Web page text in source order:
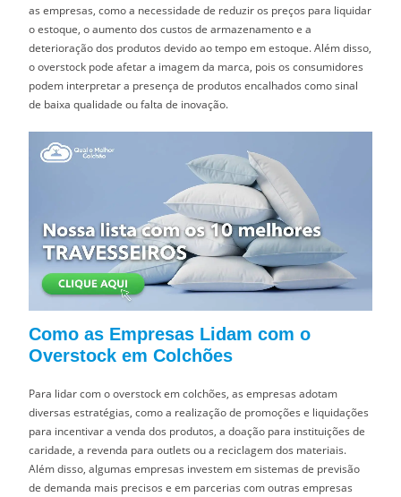
as empresas, como a necessidade de reduzir os preços para liquidar
o estoque, o aumento dos custos de armazenamento e a
deterioração dos produtos devido ao tempo em estoque. Além disso,
o overstock pode afetar a imagem da marca, pois os consumidores
podem interpretar a presença de produtos encalhados como sinal
de baixa qualidade ou falta de inovação.
Como as Empresas Lidam com o
Overstock em Colchões
Para lidar com o overstock em colchões, as empresas adotam
diversas estratégias, como a realização de promoções e liquidações
para incentivar a venda dos produtos, a doação para instituições de
caridade, a revenda para outlets ou a reciclagem dos materiais.
Além disso, algumas empresas investem em sistemas de previsão
de demanda mais precisos e em parcerias com outras empresas